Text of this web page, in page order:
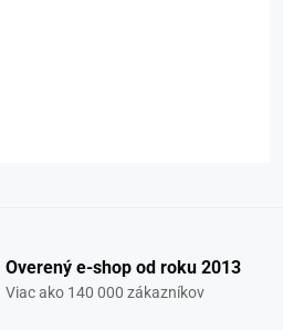
Overený e-shop od roku 2013
Viac ako 140 000 zákazníkov